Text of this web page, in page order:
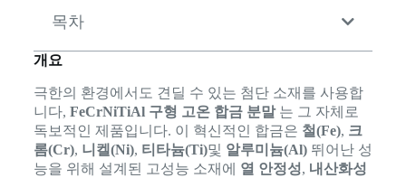
목차
개요
극한의 환경에서도 견딜 수 있는 첨단 소재를 사용합
니다, FeCrNiTiAl 구형 고온 합금 분말는 그 자체로
독보적인 제품입니다. 이 혁신적인 합금은 철(Fe), 크
롬(Cr), 니켈(Ni), 티타늄(Ti)및 알루미늄(Al)뛰어난 성
능을 위해 설계된 고성능 소재에 열 안정성, 내산화성